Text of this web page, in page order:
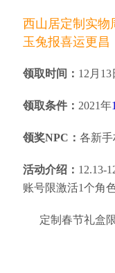
西山居定制实
玉兔报喜运更昌
领取时间： 12月
领取条件： 2021年
领奖NPC： 各新
活动介绍： 12.13-
账号限激活1个角
定制春节礼盒限